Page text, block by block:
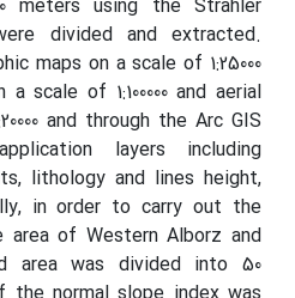
meters using the Strahler
divided and extracted.
maps on a scale of 1:25000
scale of 1:100000 and aerial
and through the Arc GIS
layers including
lithology and lines height,
in order to carry out the
area of Western Alborz and
area was divided into 50